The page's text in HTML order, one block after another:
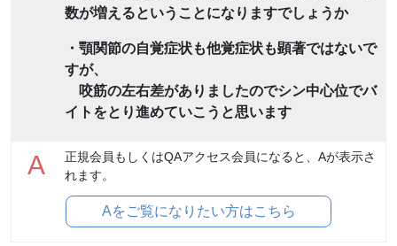
数が増えるということになりますでしょうか
・顎関節の自覚症状も他覚症状も顕著ではないで
すが、
咬筋の左右差がありましたのでシン中心位でバ
イトをとり進めていこうと思います
A
正規会員もしくはQAアクセス会員になると、Aが表示さ
れます。
Aをご覧になりたい方はこちら